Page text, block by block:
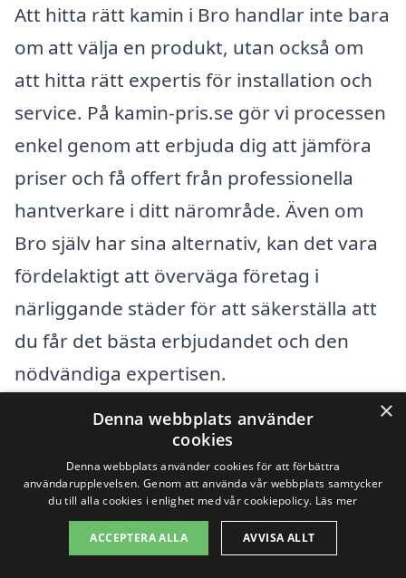
Att hitta rätt kamin i Bro handlar inte bara
om att välja en produkt, utan också om
att hitta rätt expertis för installation och
service. På kamin-pris.se gör vi processen
enkel genom att erbjuda dig att jämföra
priser och få offert från professionella
hantverkare i ditt närområde. Även om
Bro själv har sina alternativ, kan det vara
fördelaktigt att överväga företag i
närliggande städer för att säkerställa att
du får det bästa erbjudandet och den
nödvändiga expertisen.
När du letar efter kamin i Bro, kan du med
fördel utforska företag i följande städer:
Kungsängen
×
Denna webbplats använder
cookies
Denna webbplats använder cookies för att förbättra
användarupplevelsen. Genom att använda vår webbplats samtycker
du till alla cookies i enlighet med vår cookiepolicy. Läs mer
ACCEPTERA ALLA AVVISA ALLT